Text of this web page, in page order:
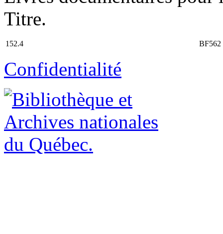
Titre.
152.4 BF562
Confidentialité